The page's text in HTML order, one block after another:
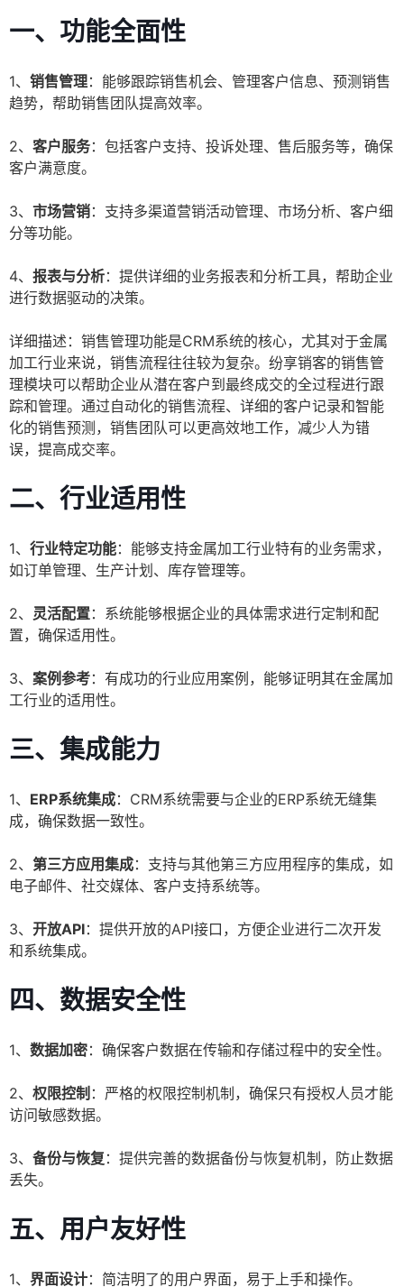
一、功能全面性
1、 销售管理：能够跟踪销售机会、管理客户信息、预测销售
趋势，帮助销售团队提高效率。
2、 客户服务：包括客户支持、投诉处理、售后服务等，确保
客户满意度。
3、 市场营销：支持多渠道营销活动管理、市场分析、客户细
分等功能。
4、 报表与分析：提供详细的业务报表和分析工具，帮助企业
进行数据驱动的决策。
详细描述：销售管理功能是CRM系统的核心，尤其对于金属
加工行业来说，销售流程往往较为复杂。纷享销客的销售管
理模块可以帮助企业从潜在客户到最终成交的全过程进行跟
踪和管理。通过自动化的销售流程、详细的客户记录和智能
化的销售预测，销售团队可以更高效地工作，减少人为错
误，提高成交率。
二、行业适用性
1、 行业特定功能：能够支持金属加工行业特有的业务需求，
如订单管理、生产计划、库存管理等。
2、 灵活配置：系统能够根据企业的具体需求进行定制和配
置，确保适用性。
3、 案例参考：有成功的行业应用案例，能够证明其在金属加
工行业的适用性。
三、集成能力
1、 ERP系统集成：CRM系统需要与企业的ERP系统无缝集
成，确保数据一致性。
2、 第三方应用集成：支持与其他第三方应用程序的集成，如
电子邮件、社交媒体、客户支持系统等。
3、 开放API：提供开放的API接口，方便企业进行二次开发
和系统集成。
四、数据安全性
1、 数据加密：确保客户数据在传输和存储过程中的安全性。
2、 权限控制 ：严格的权限控制机制，确保只有授权人员才能
访问敏感数据。
3、 备份与恢复 ：提供完善的数据备份与恢复机制，防止数据
丢失。
五、用户友好性
1、 界面设计：简洁明了的用户界面，易于上手和操作。